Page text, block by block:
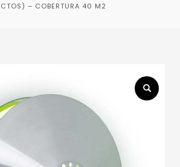
– COBERTURA 40 M2